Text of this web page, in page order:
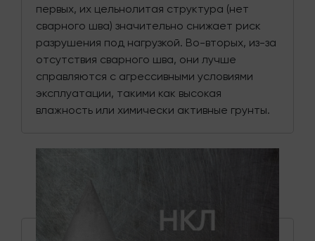
первых, их цельнолитая структура (нет
сварного шва) значительно снижает риск
разрушения под нагрузкой. Во-вторых, из-за
отсутствия сварного шва, они лучше
справляются с агрессивными условиями
эксплуатации, такими как высокая
влажность или химически активные грунты.